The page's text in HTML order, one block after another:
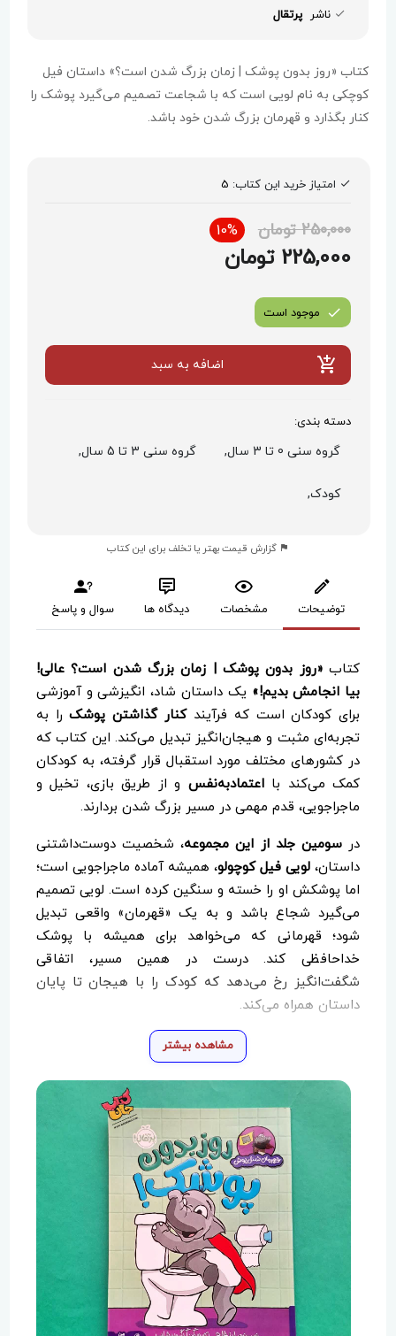
ناشر پرتقال
کتاب «روز بدون پوشک | زمان بزرگ شدن است؟» داستان فیل
کوچکی به نام لویی است که با شجاعت تصمیم می‌گیرد پوشک را
کنار بگذارد و قهرمان بزرگ شدن خود باشد.
امتیاز خرید این کتاب: 5
250,000 تومان 10%
225,000 تومان
موجود است
اضافه به سبد
دسته بندی:
گروه سنی 0 تا 3 سال, گروه سنی 3 تا 5 سال,
کودک,
گزارش قیمت بهتر یا تخلف برای این کتاب
توضیحات مشخصات دیدگاه ها سوال و پاسخ
کتاب«روز بدون پوشک | زمان بزرگ شدن است؟ عالی!
بیا انجامش بدیم!» یک داستان شاد، انگیزشی و آموزشی
برای کودکان است که فرآیندکنار گذاشتن پوشکرا به
تجربه‌ای مثبت و هیجان‌انگیز تبدیل می‌کند. این کتاب که
در کشورهای مختلف مورد استقبال قرار گرفته، به کودکان
کمک می‌کند بااعتمادبه‌نفس و از طریق بازی، تخیل و
ماجراجویی، قدم مهمی در مسیر بزرگ شدن بردارند.
درسومین جلد از این مجموعه، شخصیت دوست‌داشتنی
داستان، لویی فیل کوچولو، همیشه آماده ماجراجویی است؛
اما پوشکش او را خسته و سنگین کرده است. لویی تصمیم
می‌گیرد شجاع باشد و به یک «قهرمان» واقعی تبدیل
شود؛ قهرمانی که می‌خواهد برای همیشه با پوشک
خداحافظی کند. درست در همین مسیر، اتفاقی
شگفت‌انگیز رخ می‌دهد که کودک را با هیجان تا پایان
داستان همراه می‌کند.
قافیه‌های شیرین، تصاویر زیبا و روایت
، ترس و مقاومت کودک نسبت به دستشویی
رفتن را کاهش می‌دهد و با تشویق و همدلی، او را به
استقلال و حس توانمندی می‌رساند. «روز بدون پوشک»
انتخابی مناسب برای والدینی است که به دنبال روشی
ملایم، غیرتحمیلی و مؤثر برای آموزش این مرحله مهم
رشدی هستند.
مشاهده بیشتر